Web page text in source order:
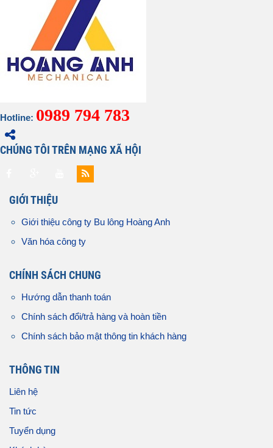
Hotline: 0989 794 783
CHÚNG TÔI TRÊN MẠNG XÃ HỘI
GIỚI THIỆU
Giới thiệu công ty Bu lông Hoàng Anh
Văn hóa công ty
CHÍNH SÁCH CHUNG
Hướng dẫn thanh toán
Chính sách đổi/trả hàng và hoàn tiền
Chính sách bảo mật thông tin khách hàng
THÔNG TIN
Liên hệ
Tin tức
Tuyển dụng